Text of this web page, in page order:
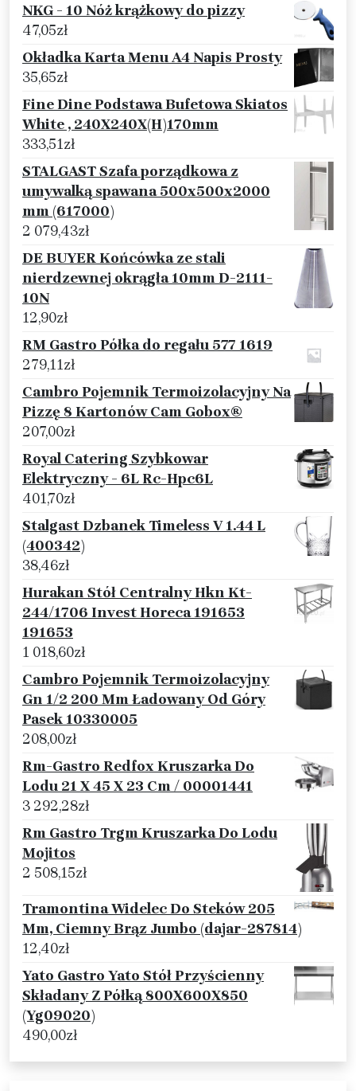
NKG - 10 Nóż krążkowy do pizzy
47,05zł
Okładka Karta Menu A4 Napis Prosty
35,65zł
Fine Dine Podstawa Bufetowa Skiatos
White , 240X240X(H)170mm
333,51zł
STALGAST Szafa porządkowa z
umywalką spawana 500x500x2000
mm (617000)
2 079,43zł
DE BUYER Końcówka ze stali
nierdzewnej okrągła 10mm D-2111-
10N
12,90zł
RM Gastro Półka do regału 577 1619
279,11zł
Cambro Pojemnik Termoizolacyjny Na
Pizzę 8 Kartonów Cam Gobox®
207,00zł
Royal Catering Szybkowar
Elektryczny - 6L Rc-Hpc6L
401,70zł
Stalgast Dzbanek Timeless V 1.44 L
(400342)
38,46zł
Hurakan Stół Centralny Hkn Kt-
244/1706 Invest Horeca 191653
191653
1 018,60zł
Cambro Pojemnik Termoizolacyjny
Gn 1/2 200 Mm Ładowany Od Góry
Pasek 10330005
208,00zł
Rm-Gastro Redfox Kruszarka Do
Lodu 21 X 45 X 23 Cm / 00001441
3 292,28zł
Rm Gastro Trgm Kruszarka Do Lodu
Mojitos
2 508,15zł
Tramontina Widelec Do Steków 205
Mm, Ciemny Brąz Jumbo (dajar-287814)
12,40zł
Yato Gastro Yato Stół Przyścienny
Składany Z Półką 800X600X850
(Yg09020)
490,00zł